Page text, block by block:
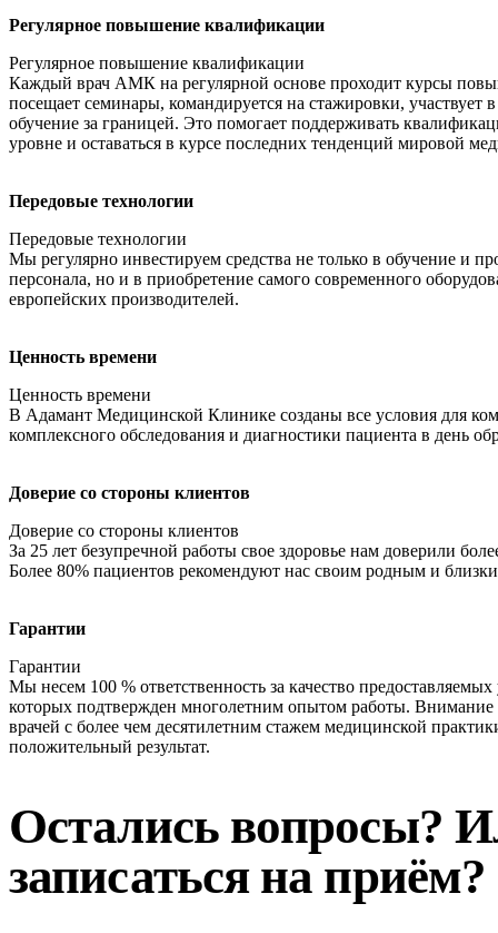
Регулярное повышение квалификации
Регулярное повышение квалификации
Каждый врач АМК на регулярной основе проходит курсы
посещает семинары, командируется на стажировки, участвует
обучение за границей. Это помогает поддерживать
уровне и оставаться в курсе последних тенденций мировой
Передовые технологии
Передовые технологии
Мы регулярно инвестируем средства не только в обучение и
персонала, но и в приобретение самого современного
европейских производителей.
Ценность времени
Ценность времени
В Адамант Медицинской Клинике созданы все условия для
комплексного обследования и диагностики пациента в день
Доверие со стороны клиентов
Доверие со стороны клиентов
За 25 лет безупречной работы свое здоровье нам доверили
Более 80% пациентов рекомендуют нас своим родным и
Гарантии
Гарантии
Мы несем 100 % ответственность за качество
которых подтвержден многолетним опытом работы. Внимание
врачей с более чем десятилетним стажем медицинской
положительный результат.
Остались вопросы?
записаться на приём?